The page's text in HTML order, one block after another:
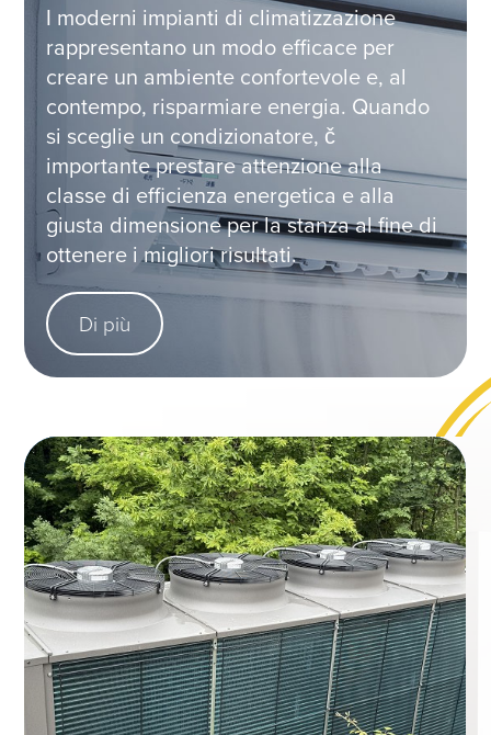
I moderni impianti di climatizzazione
rappresentano un modo efficace per
creare un ambiente confortevole e, al
contempo, risparmiare energia. Quando
si sceglie un condizionatore, č
importante prestare attenzione alla
classe di efficienza energetica e alla
giusta dimensione per la stanza al fine di
ottenere i migliori risultati.
Di più